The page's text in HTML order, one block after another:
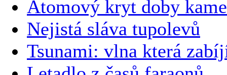
Atomový kryt doby
Nejistá sláva tupolevů
Tsunami: vlna která